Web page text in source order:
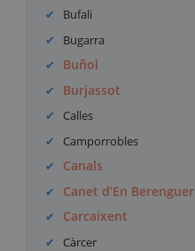
Bufali
Bugarra
Buñol
Burjassot
Calles
Camporrobles
Canals
Canet d’En Berenguer
Carcaixent
Càrcer